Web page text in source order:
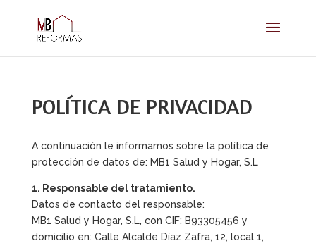
POLÍTICA DE PRIVACIDAD
A continuación le informamos sobre la política de
protección de datos de: MB1 Salud y Hogar, S.L
1. Responsable del tratamiento.
Datos de contacto del responsable:
MB1 Salud y Hogar, S.L, con CIF: B93305456 y
domicilio en: Calle Alcalde Díaz Zafra, 12, local 1,